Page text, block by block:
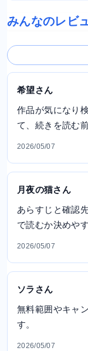
みんなのレビ
希望さん
作品が気になり
て、続きを読む
2026/05/07
月夜の猫さん
あらすじと確認
で読むか決めや
2026/05/07
ソラさん
無料範囲やキャ
す。
2026/05/07